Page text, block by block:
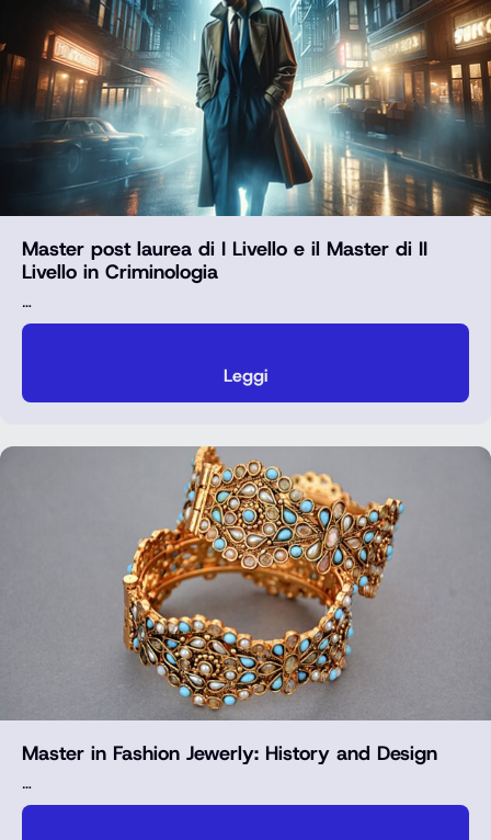
Master post laurea di I Livello e il Master di II
Livello in Criminologia
…
Leggi
Master in Fashion Jewerly: History and Design
…